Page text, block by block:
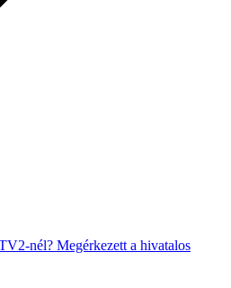
nél? Megérkezett a hivatalos